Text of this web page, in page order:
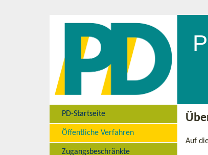
PD-Startseite
Öffentliche Verfahren
Zugangsbeschränkte
Auf